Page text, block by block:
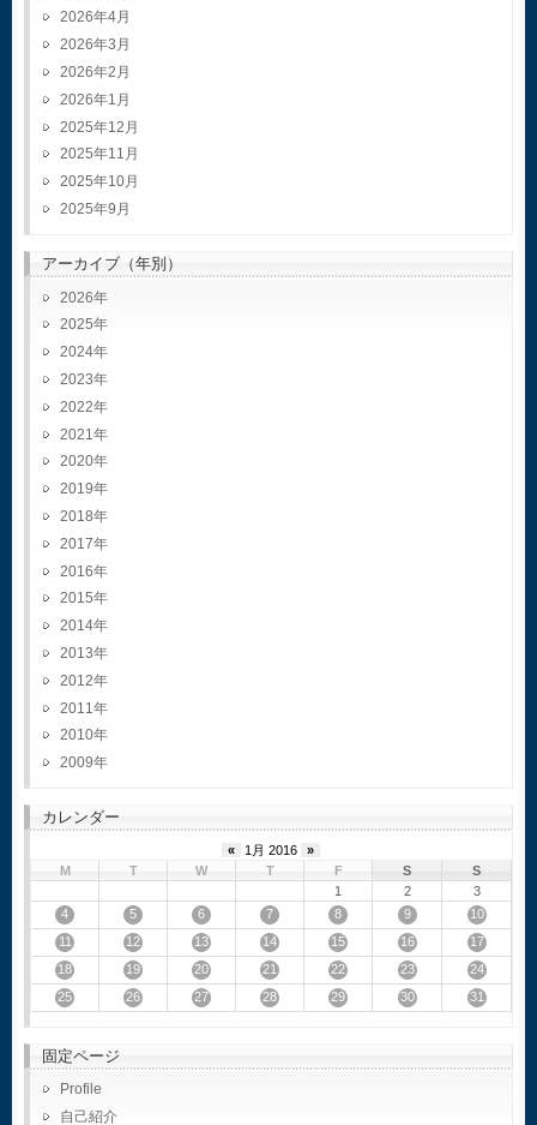
2026年4月
2026年3月
2026年2月
2026年1月
2025年12月
2025年11月
2025年10月
2025年9月
アーカイブ（年別）
2026
2025
2024
2023
2022
2021
2020
2019
2018
2017
2016
2015
2014
2013
2012
2011
2010
2009
カレンダー
« 1月 2016
»
M
T W T F S
S
1
2
3
4
5 6 7 8 9
10
11
12 13 14 15 16
17
18
19 20 21 22 23
24
25
26 27 28 29 30 31
固定ページ
Profile
自己紹介